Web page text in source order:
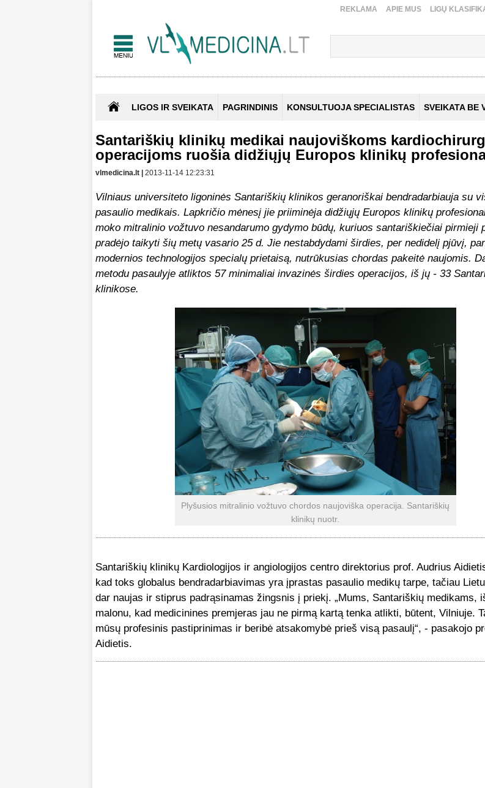
REKLAMA APIE MUS LIGŲ
LIGOS IR SVEIKATA PAGRINDINIS KONSULTUOJA SPECIALISTAS SVEIKATA BE
Santariškių klinikų medikai naujoviškoms
operacijoms ruošia didžiųjų Europos klinikų
vlmedicina.lt | 2013-11-14 12:23:31
Vilniaus universiteto ligoninės Santariškių klinikos geranoriškai bendradarbiauja su
pasaulio medikais. Lapkričio mėnesį jie priiminėja didžiųjų Europos klinikų
moko mitralinio vožtuvo nesandarumo gydymo būdų, kuriuos santariškiečiai pirmieji
pradėjo taikyti šių metų vasario 25 d. Jie nestabdydami širdies, per nedidelį pjūvį,
modernios technologijos specialų prietaisą, nutrūkusias chordas pakeitė naujomis.
metodu pasaulyje atliktos 57 minimaliai invazinės širdies operacijos, iš jų - 33
klinikose.
Plyšusios mitralinio vožtuvo chordos naujoviška operacija. Santariškių
klinikų nuotr.
Santariškių klinikų Kardiologijos ir angiologijos centro direktorius prof. Audrius
kad toks globalus bendradarbiavimas yra įprastas pasaulio medikų tarpe, tačiau
dar naujas ir stiprus padrąsinamas žingsnis į priekį. „Mums, Santariškių medikams,
malonu, kad medicinines premjeras jau ne pirmą kartą tenka atlikti, būtent, Vilniuje.
mūsų profesinis pastiprinimas ir beribė atsakomybė prieš visą pasaulį“, - pasakojo
Aidietis.